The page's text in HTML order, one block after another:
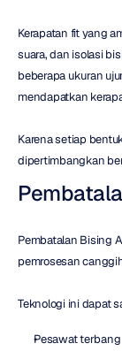
Kerapatan fit yang
suara, dan isolasi
beberapa ukuran
mendapatkan
Karena setiap
dipertimbangkan
Pembatalan Bising
pemrosesan
Teknologi ini dapat
Pesawat terbang